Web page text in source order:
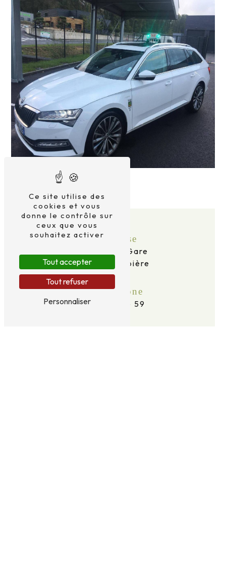
Adresse
2 Av. de la Gare
63120 Courpière
Téléphone
06 69 16 96 59
Ce site utilise des
cookies et vous
donne le contrôle sur
ceux que vous
souhaitez activer
Tout accepter
Tout refuser
Personnaliser